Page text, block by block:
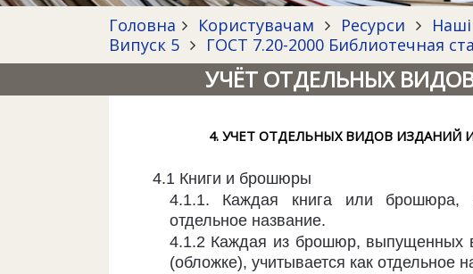
Головна Користувачам Ресурси
Випуск 5
ГОСТ 7.20-2000 Библиотечная
УЧЁТ ОТДЕЛЬНЫХ
4. УЧЕТ ОТДЕЛЬНЫХ ВИДОВ
4.1 Книги и брошюры
4.1.1. Каждая книга или брошюра,
отдельное название.
4.1.2 Каждая из брошюр, выпущенных
(обложке), учитывается как отдельное